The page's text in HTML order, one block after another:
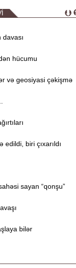
hücumu
və geosiyasi çəkişmə
biri çıxarıldı
sayan “qonşu”
bilər